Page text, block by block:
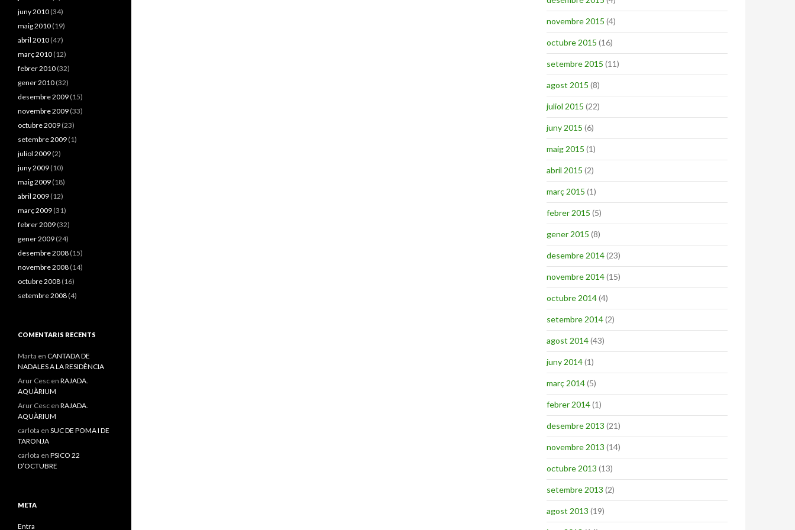
novembre 2015 (4)
octubre 2015 (16)
setembre 2015 (11)
agost 2015 (8)
juliol 2015 (22)
juny 2015 (6)
maig 2015 (1)
abril 2015 (2)
març 2015 (1)
febrer 2015 (5)
gener 2015 (8)
desembre 2014(23)
novembre 2014(15)
octubre 2014(4)
setembre 2014(2)
agost 2014(43)
juny 2014(1)
març 2014(5)
febrer 2014(1)
desembre 2013 (21)
novembre 2013 (14)
octubre 2013 (13)
setembre 2013 (2)
agost 2013 (19)
juny 2010 (34)
maig 2010 (19)
abril 2010 (47)
març 2010 (12)
febrer 2010 (32)
gener 2010 (32)
desembre 2009 (15)
novembre 2009 (33)
octubre 2009 (23)
setembre 2009 (1)
juliol 2009 (2)
juny 2009 (10)
maig 2009 (18)
abril 2009 (12)
març 2009 (31)
febrer 2009 (32)
gener 2009 (24)
desembre 2008 (15)
novembre 2008 (14)
octubre 2008 (16)
setembre 2008 (4)
COMENTARIS RECENTS
Marta en CANTADA DE
NADALES A LA RESIDÈNCIA
Arur Cesc en RAJADA.
AQUÀRIUM
Arur Cesc en RAJADA.
AQUÀRIUM
carlota en SUC DE POMA I DE
TARONJA
carlota en PSICO 22
D’OCTUBRE
META
Entra